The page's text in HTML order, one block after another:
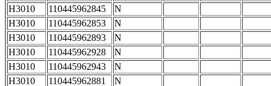
H3010
110445962845
N
H3010
110445962853
N
H3010
110445962893
N
H3010
110445962928
N
H3010
110445962943
N
H3010
110445962881
N